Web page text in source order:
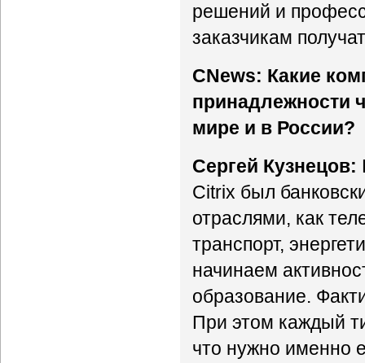
решений и
заказчикам
CNews: Какие
принадлежности
мире и в России?
Сергей Кузнецов:
Citrix был
отраслями, как
транспорт,
начинаем
образование.
При этом каждый
что нужно именно